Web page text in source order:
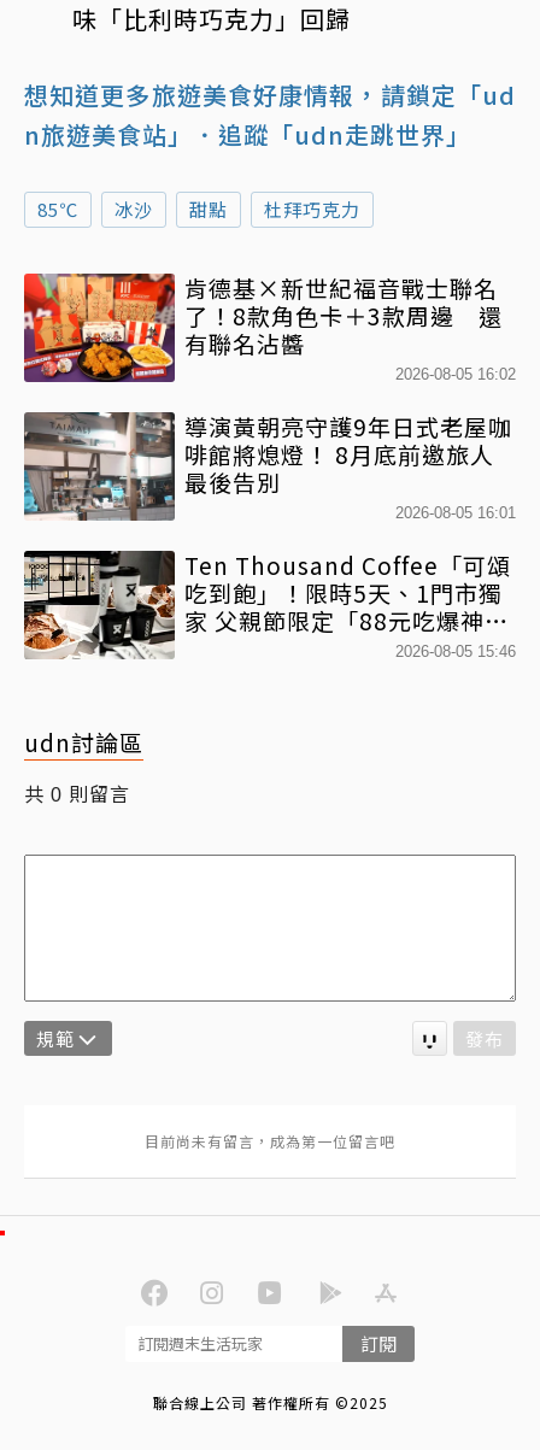
味「比利時巧克力」回歸
想知道更多旅遊美食好康情報，請鎖定「ud
n旅遊美食站」
．追蹤「udn走跳世界」
85℃ 冰沙 甜點 杜拜巧克力
肯德基×新世紀福音戰士聯名
了！8款角色卡＋3款周邊 還
有聯名沾醬
2026-08-05 16:02
導演黃朝亮守護9年日式老屋咖
啡館將熄燈！ 8月底前邀旅人
最後告別
2026-08-05 16:01
Ten Thousand Coffee「可頌
吃到飽」！限時5天、1門市獨
家 父親節限定「88元吃爆神級
可頌」 活動資訊一次看2026-08-05 15:46
udn討論區
共 0 則留言
規範 發布
訂閱
聯合線上公司 著作權所有 ©2025